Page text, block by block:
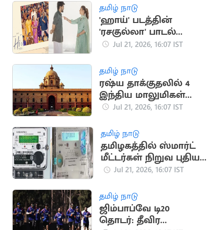
தமிழ் நாடு
'ஹாய்' படத்தின்
'ரசகுல்லா' பாடல்
நாளை வெளியீடு
Jul 21, 2026, 16:07 IST
தமிழ் நாடு
ரஷ்ய தாக்குதலில் 4
இந்திய மாலுமிகள்
பலி: இந்தியா
Jul 21, 2026, 16:07 IST
தமிழ் நாடு
தமிழகத்தில் ஸ்மார்ட்
மீட்டர்கள் நிறுவ புதிய
டெண்டர் பணிகள்
Jul 21, 2026, 16:07 IST
தமிழ் நாடு
ஜிம்பாப்வே டி20
தொடர்: தீவிர